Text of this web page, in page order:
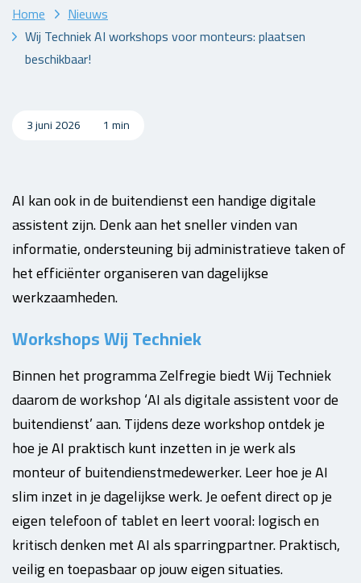
Home
Nieuws
Wij Techniek AI workshops voor monteurs: plaatsen
beschikbaar!
3 juni 2026 1 min
AI kan ook in de buitendienst een handige digitale
assistent zijn. Denk aan het sneller vinden van
informatie, ondersteuning bij administratieve taken of
het efficiënter organiseren van dagelijkse
werkzaamheden.
Workshops Wij Techniek
Binnen het programma Zelfregie biedt Wij Techniek
daarom de workshop ‘AI als digitale assistent voor de
buitendienst’ aan. Tijdens deze workshop ontdek je
hoe je AI praktisch kunt inzetten in je werk als
monteur of buitendienstmedewerker. Leer hoe je AI
slim inzet in je dagelijkse werk. Je oefent direct op je
eigen telefoon of tablet en leert vooral: logisch en
kritisch denken met AI als sparringpartner. Praktisch,
veilig en toepasbaar op jouw eigen situaties.